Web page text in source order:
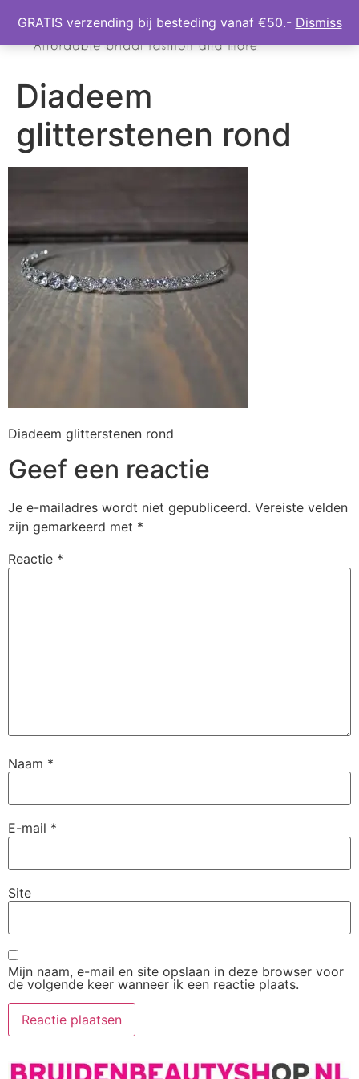
Diadeem
glitterstenen rond
Diadeem glitterstenen rond
Geef een reactie
Je e-mailadres wordt niet gepubliceerd. Vereiste velden
zijn gemarkeerd met *
Reactie *
Naam *
E-mail *
Site
Mijn naam, e-mail en site opslaan in deze browser voor
de volgende keer wanneer ik een reactie plaats.
GRATIS verzending bij besteding vanaf €50.- Dismiss